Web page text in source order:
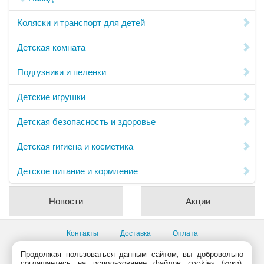
Коляски и транспорт для детей
Детская комната
Подгузники и пеленки
Детские игрушки
Детская безопасность и здоровье
Детская гигиена и косметика
Детское питание и кормление
Новости Акции
Контакты Доставка Оплата
Все пункты выдачи
Продолжая пользоваться данным сайтом, вы добровольно